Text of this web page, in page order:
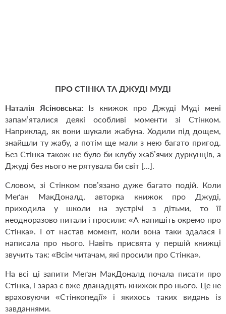
ПРО СТІНКА ТА ДЖУДІ МУДІ
Наталія Ясіновська: Із книжок про Джуді Муді мені
запам’яталися деякі особливі моменти зі Стінком.
Наприклад, як вони шукали жабуна. Ходили під дощем,
знайшли ту жабу, а потім ще мали з нею багато пригод.
Без Стінка також не було би клубу жаб’ячих дуркунців, а
Джуді без нього не рятувала би світ [...].
Словом, зі Стінком пов’язано дуже багато подій. Коли
Меґан МакДоналд, авторка книжок про Джуді,
приходила у школи на зустрічі з дітьми, то її
неодноразово питали і просили: «А напишіть окремо про
Стінка». І от настав момент, коли вона таки здалася і
написала про нього. Навіть присвята у першій книжці
звучить так: «Всім читачам, які просили про Стінка».
На всі ці запити Меґан МакДоналд почала писати про
Стінка, і зараз є вже дванадцять книжок про нього. Це не
враховуючи «Стінкопедії» і якихось таких видань із
завданнями.